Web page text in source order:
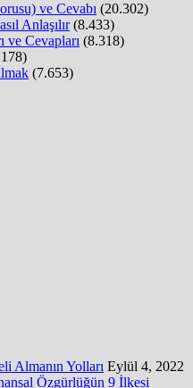
ve Cevabı (20.302)
Anlaşılır (8.433)
ve Cevapları (8.318)
(7.653)
Almanın Yolları Eylül 4, 2022
Özgürlüğün 9 İlkesi